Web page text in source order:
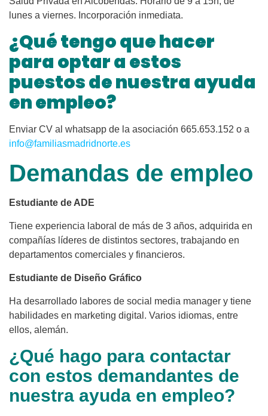
lunes a viernes. Incorporación inmediata.
¿Qué tengo que hacer
para optar a estos
puestos de nuestra ayuda
en empleo?
Enviar CV al whatsapp de la asociación 665.653.152 o a
info@familiasmadridnorte.es
Demandas de empleo
Estudiante de ADE
Tiene experiencia laboral de más de 3 años, adquirida en
compañías líderes de distintos sectores, trabajando en
departamentos comerciales y financieros.
Estudiante de Diseño Gráfico
Ha desarrollado labores de social media manager y tiene
habilidades en marketing digital. Varios idiomas, entre
ellos, alemán.
¿Qué hago para contactar
con estos demandantes de
nuestra ayuda en empleo?